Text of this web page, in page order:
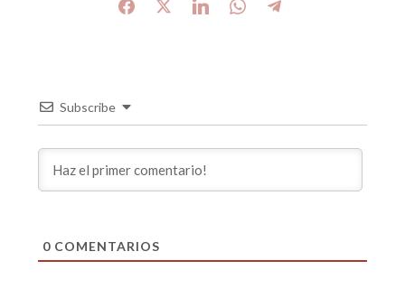
Subscribe
0COMENTARIOS